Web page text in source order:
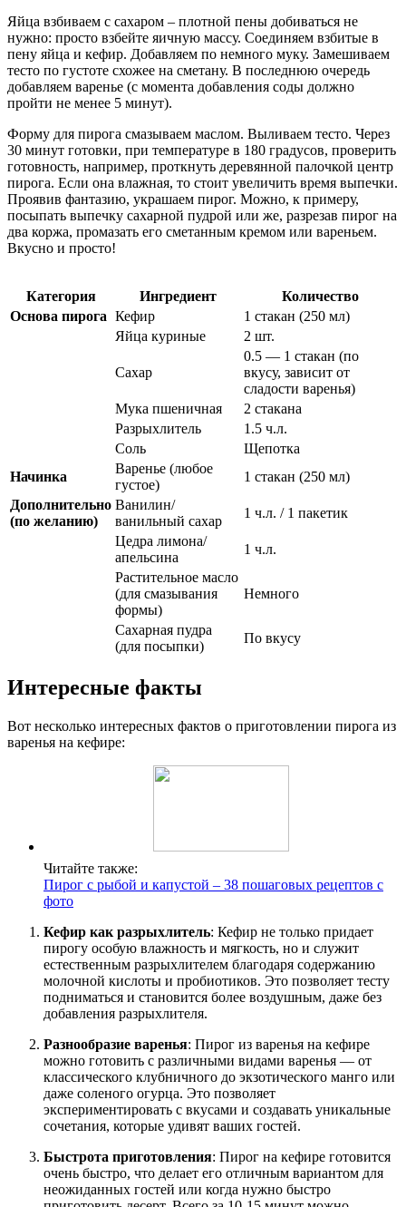
Яйца взбиваем с сахаром – плотной пены добиваться не
нужно: просто взбейте яичную массу. Соединяем взбитые в
пену яйца и кефир. Добавляем по немного муку. Замешиваем
тесто по густоте схожее на сметану. В последнюю очередь
добавляем варенье (с момента добавления соды должно
пройти не менее 5 минут).
Форму для пирога смазываем маслом. Выливаем тесто. Через
30 минут готовки, при температуре в 180 градусов, проверить
готовность, например, проткнуть деревянной палочкой центр
пирога. Если она влажная, то стоит увеличить время выпечки.
Проявив фантазию, украшаем пирог. Можно, к примеру,
посыпать выпечку сахарной пудрой или же, разрезав пирог на
два коржа, промазать его сметанным кремом или вареньем.
Вкусно и просто!
Категория Ингредиент
Количество
Основа пирога Кефир
1 стакан (250 мл)
Яйца куриные
2 шт.
Сахар
0.5 — 1 стакан (по
вкусу, зависит от
сладости варенья)
Мука пшеничная
2 стакана
Разрыхлитель
1.5 ч.л.
Соль
Щепотка
Начинка
Варенье (любое
густое)
1 стакан (250 мл)
Дополнительно
(по желанию)
Ванилин/
ванильный сахар
1 ч.л. / 1 пакетик
Цедра лимона/
апельсина
1 ч.л.
Растительное масло
(для смазывания
формы)
Немного
Сахарная пудра
(для посыпки)
По вкусу
Интересные факты
Вот несколько интересных фактов о приготовлении пирога из
варенья на кефире:
Читайте также:
Пирог с рыбой и капустой – 38 пошаговых рецептов с
фото
Кефир как разрыхлитель: Кефир не только придает
пирогу особую влажность и мягкость, но и служит
естественным разрыхлителем благодаря содержанию
молочной кислоты и пробиотиков. Это позволяет тесту
подниматься и становится более воздушным, даже без
добавления разрыхлителя.
Разнообразие варенья: Пирог из варенья на кефире
можно готовить с различными видами варенья — от
классического клубничного до экзотического манго или
даже соленого огурца. Это позволяет
экспериментировать с вкусами и создавать уникальные
сочетания, которые удивят ваших гостей.
Быстрота приготовления: Пирог на кефире готовится
очень быстро, что делает его отличным вариантом для
неожиданных гостей или когда нужно быстро